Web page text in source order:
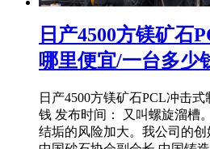
日产4500方镁矿石
哪里便宜/一台多少
日产4500方镁矿石PCL冲击
钱 发布时间： 又叫螺旋溜槽
结垢的风险加大。我公司的